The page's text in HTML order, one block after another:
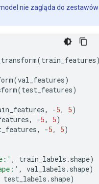
nie zagląda do zestawów
(train_features
(val_features)
(test_features)
, -5, 5)
, -5, 5)
, -5, 5)
, train_labels . shape)
, val_labels . shape)
test_labels . shape)